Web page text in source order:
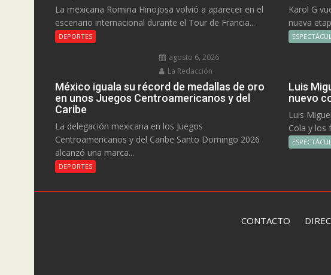
La mexicana Romina Hinojosa volvió a aparecer en el
escenario internacional durante el Tour de Francia...
DEPORTES
agosto 6, 2026
La Redacción
México iguala su récord de medallas de oro
en unos Juegos Centroamericanos y del
Caribe
La delegación mexicana en los Juegos
Centroamericanos y del Caribe Santo Domingo 2026
alcanzó una marca...
DEPORTES
Karol G
nueva
Luis
nuevo
Luis
Cola y los
CONTACTO